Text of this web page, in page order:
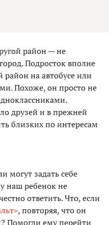
район — не
Подросток вполне
район на автобусе или
Похоже, он просто не
друзей и в прежней
близких по интересам
могут задать себе
наш ребенок не
ответить. Что, если
, повторяя, что он
Помогли ему перейти